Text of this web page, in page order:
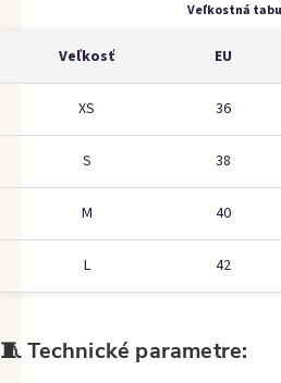
Veľkostná
Veľkosť EU
XS 36
S 38
M 40
L 42
🧵 Technické parametre: